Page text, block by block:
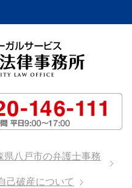
県八戸市の弁護士事務
己破産について